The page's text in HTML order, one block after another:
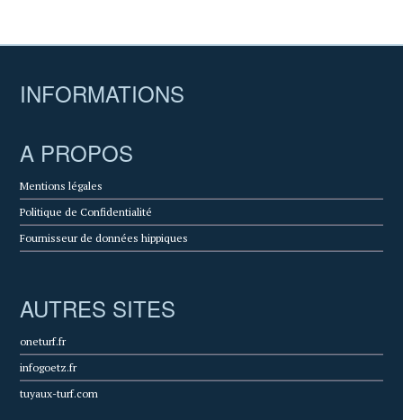
INFORMATIONS
A PROPOS
Mentions légales
Politique de Confidentialité
Fournisseur de données hippiques
AUTRES SITES
oneturf.fr
infogoetz.fr
tuyaux-turf.com